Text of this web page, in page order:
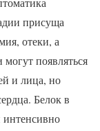
присуща
отеки, а
появляться
и лица, но
Белок в
интенсивно